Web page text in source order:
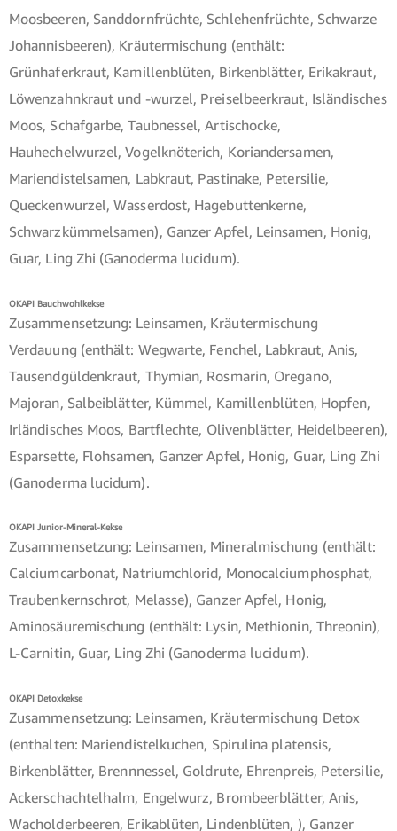
Moosbeeren, Sanddornfrüchte, Schlehenfrüchte, Schwarze
Johannisbeeren), Kräutermischung (enthält:
Grünhaferkraut, Kamillenblüten, Birkenblätter, Erikakraut,
Löwenzahnkraut und -wurzel, Preiselbeerkraut, Isländisches
Moos, Schafgarbe, Taubnessel, Artischocke,
Hauhechelwurzel, Vogelknöterich, Koriandersamen,
Mariendistelsamen, Labkraut, Pastinake, Petersilie,
Queckenwurzel, Wasserdost, Hagebuttenkerne,
Schwarzkümmelsamen), Ganzer Apfel, Leinsamen, Honig,
Guar, Ling Zhi (Ganoderma lucidum).
OKAPI Bauchwohlkekse
Zusammensetzung: Leinsamen, Kräutermischung
Verdauung (enthält: Wegwarte, Fenchel, Labkraut, Anis,
Tausendgüldenkraut, Thymian, Rosmarin, Oregano,
Majoran, Salbeiblätter, Kümmel, Kamillenblüten, Hopfen,
Irländisches Moos, Bartflechte, Olivenblätter, Heidelbeeren),
Esparsette, Flohsamen, Ganzer Apfel, Honig, Guar, Ling Zhi
(Ganoderma lucidum).
OKAPI Junior-Mineral-Kekse
Zusammensetzung: Leinsamen, Mineralmischung (enthält:
Calciumcarbonat, Natriumchlorid, Monocalciumphosphat,
Traubenkernschrot, Melasse), Ganzer Apfel, Honig,
Aminosäuremischung (enthält: Lysin, Methionin, Threonin),
L-Carnitin, Guar, Ling Zhi (Ganoderma lucidum).
OKAPI Detoxkekse
Zusammensetzung: Leinsamen, Kräutermischung Detox
(enthalten: Mariendistelkuchen, Spirulina platensis,
Birkenblätter, Brennnessel, Goldrute, Ehrenpreis, Petersilie,
Ackerschachtelhalm, Engelwurz, Brombeerblätter, Anis,
Wacholderbeeren, Erikablüten, Lindenblüten, ), Ganzer